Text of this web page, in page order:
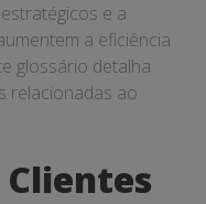
e a
a eficiência
glossário detalha
relacionadas ao
Clientes